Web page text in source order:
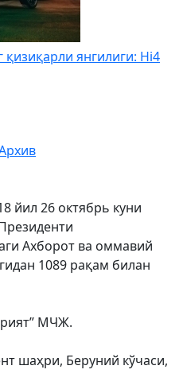
қизиқарли янгилиги: Hi4
йил 26 октябрь куни
Ахборот ва оммавий
1089 рақам билан
МЧЖ.
шаҳри, Беруний кўчаси,